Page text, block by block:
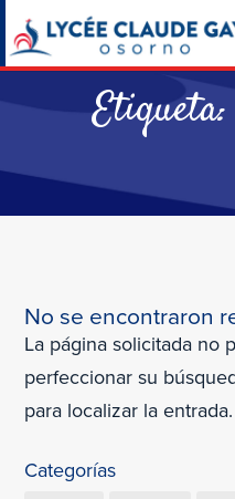
No se encontraron
La página solicitada no
perfeccionar su
para localizar la entrada.
Categorías